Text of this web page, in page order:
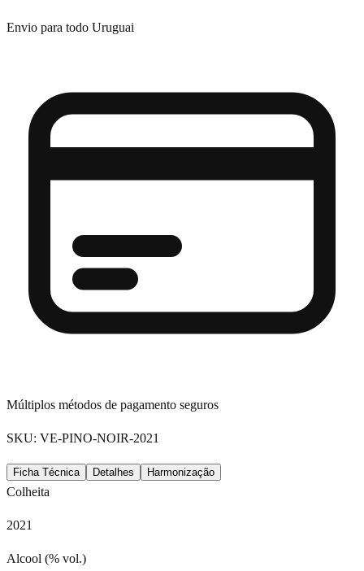
Envio para todo Uruguai
Múltiplos métodos de pagamento seguros
SKU: VE-PINO-NOIR-2021
Ficha Técnica Detalhes Harmonização
Colheita
2021
Alcool (% vol.)